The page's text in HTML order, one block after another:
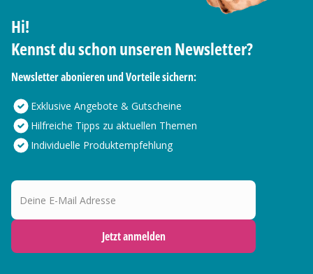
Hi!
Kennst du schon unseren Newsletter?
Newsletter abonieren und Vorteile sichern:
Exklusive Angebote & Gutscheine
Hilfreiche Tipps zu aktuellen Themen
Individuelle Produktempfehlung
Deine E-Mail Adresse
Jetzt anmelden